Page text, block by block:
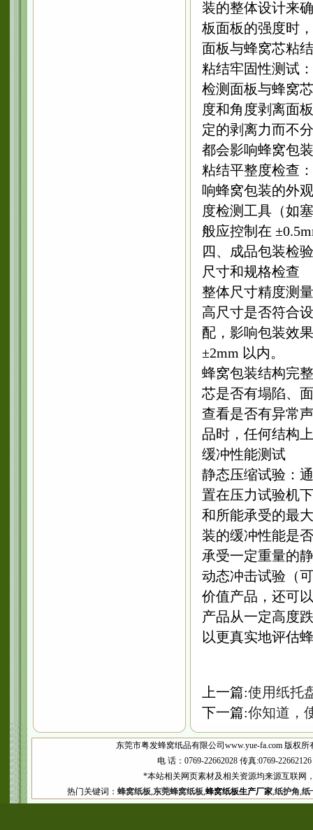
装的整体设计来
板面板的强度时
面板与蜂窝芯粘
粘结牢固性测试
检测面板与蜂窝
度和角度剥离面
定的剥离力而不
都会影响蜂窝包
粘结平整度检查
响蜂窝包装的外
度检测工具（如
般应控制在
四、成品包装检验
尺寸和规格检查
整体尺寸精度测
高尺寸是否符合
配，影响包装效
±2mm 以内。
蜂窝包装结构完
芯是否有塌陷、
查看是否有异常
品时，任何结构
缓冲性能测试
静态压缩试验：
置在压力试验机
和所能承受的最
装的缓冲性能是
承受一定重量的
动态冲击试验（
价值产品，还可
产品从一定高度
以更真实地评估
上一篇:使用纸托
下一篇:你知道，
东莞市粤发蜂窝纸品有限公司www.yue-fa.com 版权
电 话：0769-22662028 传真:0769-
*本站相关网页素材及相关资源均来源互联网
热门关键词： 蜂窝纸板,东莞蜂窝纸板,蜂窝纸板生产厂家,纸护角,纸